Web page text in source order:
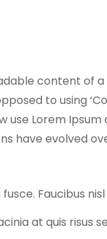
content of
to using
Lorem
have evolved
Faucibus
at quis risus